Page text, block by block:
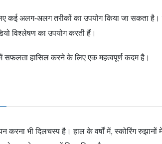
कई अलग-अलग तरीकों का उपयोग किया जा सकता
विश्लेषण का उपयोग करती हैं।
सफलता हासिल करने के लिए एक महत्वपूर्ण कदम है।
करना भी दिलचस्प है। हाल के वर्षों में, स्कोरिंग